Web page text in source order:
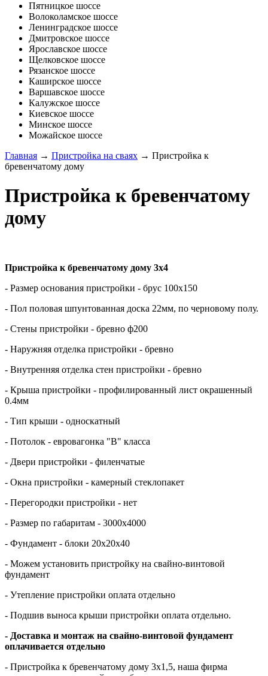
Пятницкое шоссе
Волоколамское шоссе
Ленинградское шоссе
Дмитровское шоссе
Ярославское шоссе
Щелковское шоссе
Рязанское шоссе
Каширское шоссе
Варшавское шоссе
Калужское шоссе
Киевское шоссе
Минское шоссе
Можайское шоссе
Главная → Пристройка на сваях → Пристройка к
бревенчатому дому
Пристройка к бревенчатому
дому
Пристройка к бревенчатому дому 3х4
- Размер основания пристройки - брус 100х150
- Пол половая шпунтованная доска 22мм, по черновому полу.
- Стены пристройки - бревно ф200
- Наружняя отделка пристройки - бревно
- Внутренняя отделка стен пристройки - бревно
- Крыша пристройки - профилированный лист окрашенный
0.4мм
- Тип крыши - односкатный
- Потолок - евровагонка "В" класса
- Двери пристройки - филенчатые
- Окна пристройки - камерный стеклопакет
- Перегородки пристройки - нет
- Размер по габаритам - 3000х4000
- Фундамент - блоки 20х20х40
- Можем установить пристройку на свайно-винтовой
фундамент
- Утепление пристройки оплата отдельно
- Подшив выноса крыши пристройки оплата отдельно.
- Доставка и монтаж на свайно-винтовой фундамент
оплачивается отдельно
- Пристройка к бревенчатому дому 3х1,5, наша фирма